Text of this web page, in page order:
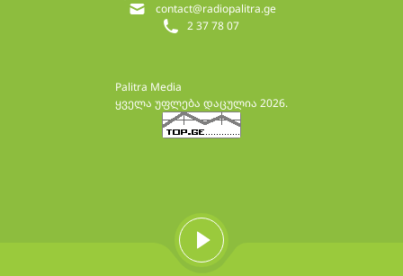
Palitra Media
ყველა უფლება დაცულია 2026.
2 37 78 07
contact@radiopalitra.ge